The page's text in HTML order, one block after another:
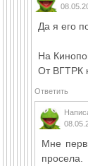
Да я его
На
От ВГТРК
Ответить
Мне
просела.